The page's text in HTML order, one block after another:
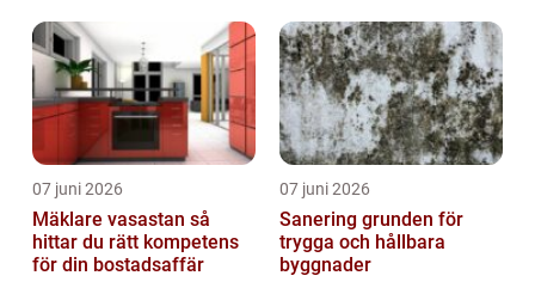
07 juni 2026
Mäklare vasastan så
hittar du rätt kompetens
för din bostadsaffär
07 juni 2026
Sanering grunden för
trygga och hållbara
byggnader